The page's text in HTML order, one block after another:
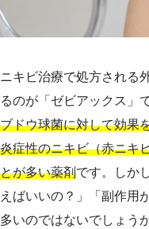
ニキビ治療で処方される
るのが「ゼビアックス」
ブドウ球菌に対して効果
炎症性のニキビ（赤ニキ
とが多い薬剤です。しか
えばいいの？」「副作用
多いのではないでしょう